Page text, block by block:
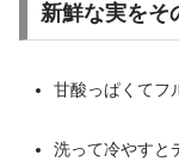
新鮮な実をそ
甘酸っぱくてフ
洗って冷やすと